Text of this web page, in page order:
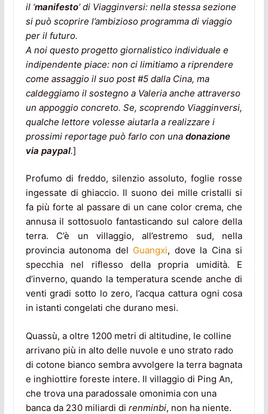
il ‘manifesto‘ di Viagginversi: nella stessa sezione
si può scoprire l’ambizioso programma di viaggio
per il futuro.
A noi questo progetto giornalistico individuale e
indipendente piace: non ci limitiamo a riprendere
come assaggio il suo post #5 dalla Cina, ma
caldeggiamo il sostegno a Valeria anche attraverso
un appoggio concreto. Se, scoprendo Viagginversi,
qualche lettore volesse aiutarla a realizzare i
prossimi reportage può farlo con una donazione
via paypal.]
Profumo di freddo, silenzio assoluto, foglie rosse
ingessate di ghiaccio. Il suono dei mille cristalli si
fa più forte al passare di un cane color crema, che
annusa il sottosuolo fantasticando sul calore della
terra. C’è un villaggio, all’estremo sud, nella
provincia autonoma del Guangxi, dove la Cina si
specchia nel riflesso della propria umidità. E
d’inverno, quando la temperatura scende anche di
venti gradi sotto lo zero, l’acqua cattura ogni cosa
in istanti congelati che durano mesi.
Quassù, a oltre 1200 metri di altitudine, le colline
arrivano più in alto delle nuvole e uno strato rado
di cotone bianco sembra avvolgere la terra bagnata
e inghiottire foreste intere. Il villaggio di Ping An,
che trova una paradossale omonimia con una
banca da 230 miliardi di renminbi, non ha niente.